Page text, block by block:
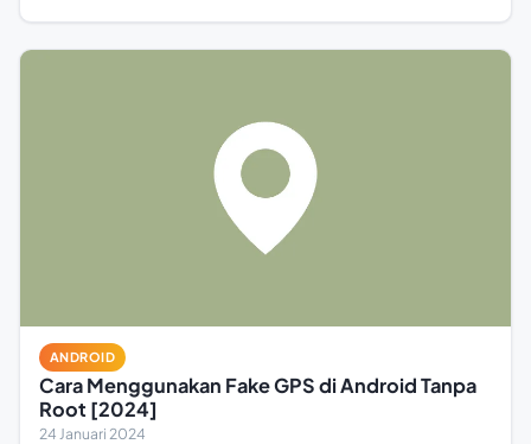
ANDROID
Cara Menggunakan Fake GPS di Android Tanpa
Root [2024]
24 Januari 2024